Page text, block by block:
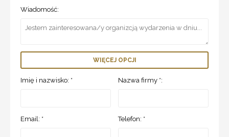
Wiadomość:
WIĘCEJ OPCJI
Imię i nazwisko: * Nazwa firmy *:
Email: * Telefon: *